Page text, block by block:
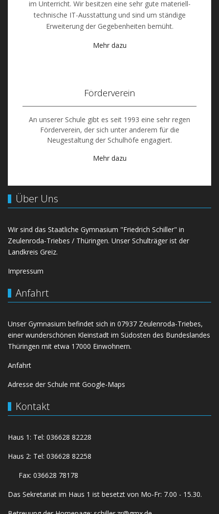
im Unterricht. Wir besitzen eine sehr gute materiell-
technische IT-Ausstattung und sind um ständige
Erweiterung der Gegebenheiten bemüht.
Mehr dazu
Förderverein
An unserer Schule gibt es seit 1993 eine sehr regen
Förderverein, der sich unter anderem für die
Neugestaltung der Schulhöfe engagiert.
Mehr dazu
Über Uns
Wir sind das Staatliche Gymnasium "Friedrich Schiller" in
Zeulenroda-Triebes / Thüringen. Unser Schulträger ist der
Landkreis Greiz.
Impressum
Anfahrt
Unser Gymnasium befindet sich in 07937 Zeulenroda-Triebes,
einer wunderschönen Kleinstadt im Südosten des Bundeslandes
Thüringen mit etwa 17000 Einwohnern.
Anfahrt
Adresse der Schule mit Google-Maps
Kontakt
Haus 1: Tel: 036628 82228
Haus 2: Tel: 036628 82258
Fax: 036628 78178
Das Sekretariat im Haus 1 ist besetzt von Mo-Fr: 7.00 - 15.30.